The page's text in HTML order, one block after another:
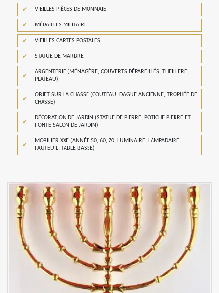
VIEILLES PIÈCES DE MONNAIE
MÉDAILLES MILITAIRE
VIEILLES CARTES POSTALES
STATUE DE MARBRE
ARGENTERIE (MÉNAGÈRE, COUVERTS DÉPAREILLÉS, THEILLERE,
PLATEAU)
OBJET SUR LA CHASSE (COUTEAU, DAGUE ANCIENNE, TROPHÉE DE
CHASSE)
DÉCORATION DE JARDIN (STATUE DE PIERRE, POTICHE PIERRE ET
FONTE SALON DE JARDIN)
MOBILIER XXE (ANNÉE 50, 60, 70, LUMINAIRE, LAMPADAIRE,
FAUTEUIL, TABLE BASSE)